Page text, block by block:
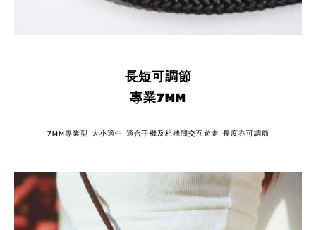
長短可調節
專業7MM
7MM專業型 大小適中 適合手機及相機間交互遊走 長度亦可調節